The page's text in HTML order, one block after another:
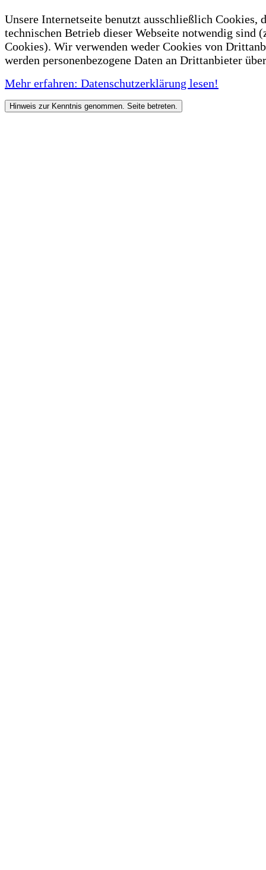
Unsere Internetseite benutzt ausschließlich Cookies,
technischen Betrieb dieser Webseite notwendig sind
Cookies). Wir verwenden weder Cookies von
werden personenbezogene Daten an Drittanbieter
Mehr erfahren: Datenschutzerklärung lesen!
Hinweis zur Kenntnis genommen. Seite betreten.